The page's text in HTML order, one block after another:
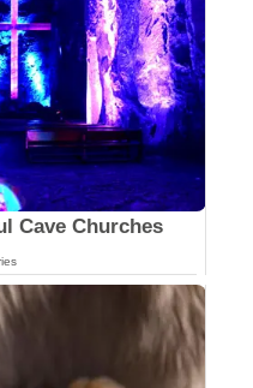
Cave Churches